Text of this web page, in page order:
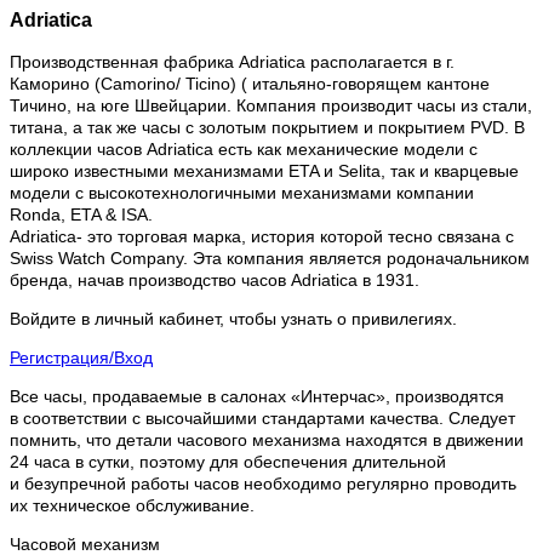
Adriatica
Производственная фабрика Adriatica располагается в г.
Каморино (Camorino/ Ticino) ( итальяно-говорящем кантоне
Тичино, на юге Швейцарии. Компания производит часы из стали,
титана, а так же часы с золотым покрытием и покрытием PVD. В
коллекции часов Adriatica есть как механические модели с
широко известными механизмами ETA и Selita, так и кварцевые
модели с высокотехнологичными механизмами компании
Ronda, ETA & ISA.
Adriatica- это торговая марка, история которой тесно связана с
Swiss Watch Company. Эта компания является родоначальником
бренда, начав производство часов Adriatica в 1931.
Войдите в личный кабинет, чтобы узнать о привилегиях.
Регистрация/Вход
Все часы, продаваемые в салонах «Интерчас», производятся
в соответствии с высочайшими стандартами качества. Следует
помнить, что детали часового механизма находятся в движении
24 часа в сутки, поэтому для обеспечения длительной
и безупречной работы часов необходимо регулярно проводить
их техническое обслуживание.
Часовой механизм